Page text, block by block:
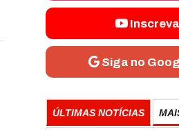
Siga no
ÚLTIMAS NOTÍCIAS